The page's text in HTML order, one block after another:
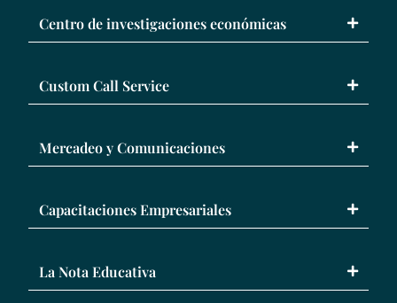
Centro de investigaciones económicas
Custom Call Service
Mercadeo y Comunicaciones
Capacitaciones Empresariales
La Nota Educativa